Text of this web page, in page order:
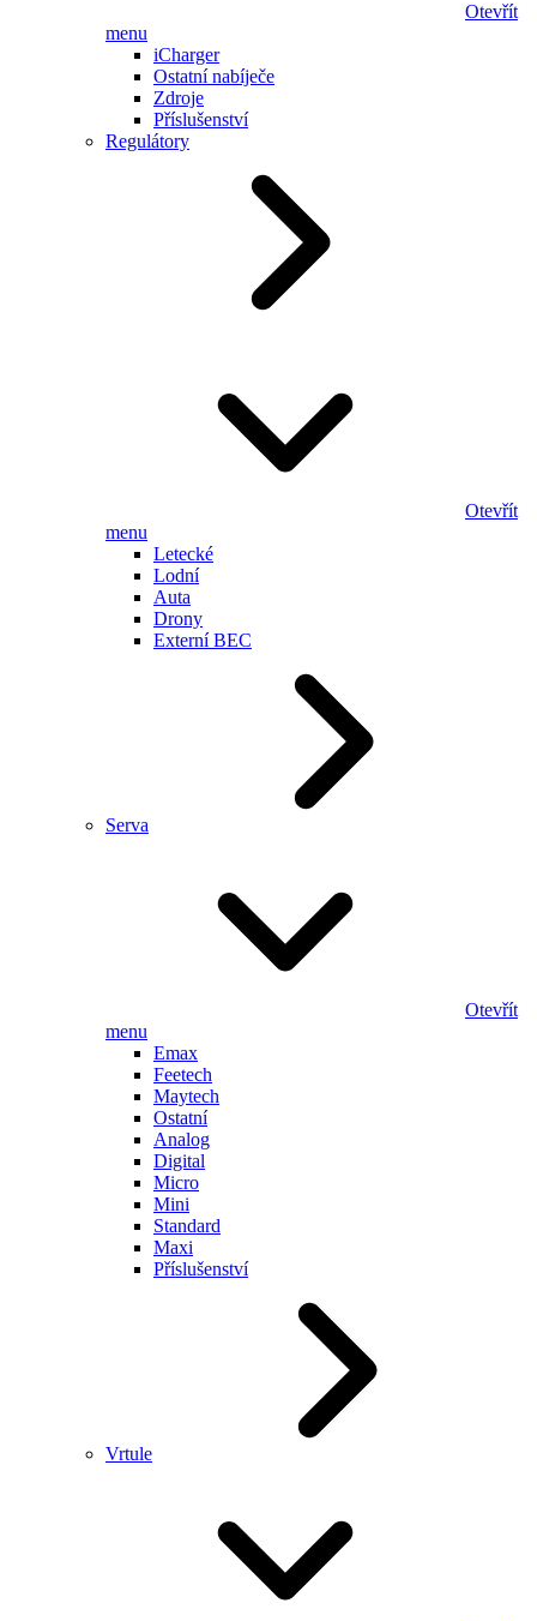
Otevřít
menu
iCharger
Ostatní nabíječe
Zdroje
Příslušenství
Regulátory
Otevřít
menu
Letecké
Lodní
Auta
Drony
Externí BEC
Serva
Otevřít
menu
Emax
Feetech
Maytech
Ostatní
Analog
Digital
Micro
Mini
Standard
Maxi
Příslušenství
Vrtule